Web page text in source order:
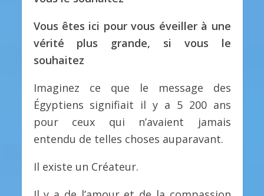
Vous êtes ici pour vous éveiller à une
vérité plus grande, si vous le
souhaitez
Imaginez ce que le message des
Égyptiens signifiait il y a 5 200 ans
pour ceux qui n’avaient jamais
entendu de telles choses auparavant.
Il existe un Créateur.